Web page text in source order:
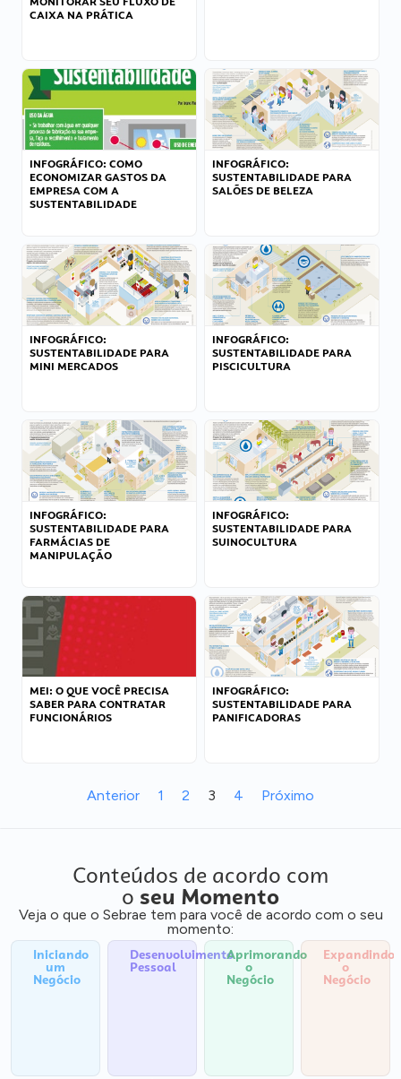
CAIXA NA PRÁTICA
INFOGRÁFICO: COMO
ECONOMIZAR GASTOS DA
EMPRESA COM A
SUSTENTABILIDADE
INFOGRÁFICO:
SUSTENTABILIDADE PARA
SALÕES DE BELEZA
INFOGRÁFICO:
SUSTENTABILIDADE PARA
MINI MERCADOS
INFOGRÁFICO:
SUSTENTABILIDADE PARA
PISCICULTURA
INFOGRÁFICO:
SUSTENTABILIDADE PARA
FARMÁCIAS DE
MANIPULAÇÃO
INFOGRÁFICO:
SUSTENTABILIDADE PARA
SUINOCULTURA
MEI: O QUE VOCÊ PRECISA
SABER PARA CONTRATAR
FUNCIONÁRIOS
INFOGRÁFICO:
SUSTENTABILIDADE PARA
PANIFICADORAS
Anterior 1 2 3 4 Próximo
Conteúdos de acordo com
o seu Momento
Veja o que o Sebrae tem para você de acordo com o seu
momento:
Iniciando
um
Negócio
Desenvolvimento
Pessoal
Aprimorando
o
Negócio
Expandindo
o
Negócio